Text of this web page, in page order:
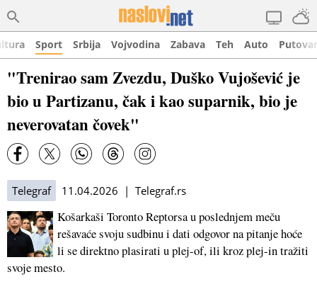
Sport Srbija Vojvodina Zabava Teh Auto
"Trenirao sam Zvezdu, Duško Vujošević je
bio u Partizanu, čak i kao suparnik, bio je
neverovatan čovek"
Telegraf 11.04.2026 | Telegraf.rs
Košarkaši Toronto Reptorsa u poslednjem meču
rešavaće svoju sudbinu i dati odgovor na pitanje hoće
li se direktno plasirati u plej-of, ili kroz plej-in tražiti
svoje mesto.